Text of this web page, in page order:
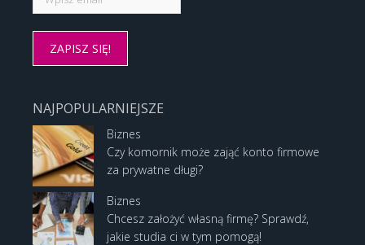
NAJPOPULARNIEJSZE
Biznes
Czy komornik może zająć konto firmowe
za prywatne długi?
Biznes
Chcesz założyć własną firmę? Sprawdź,
jakie studia ci w tym pomogą!